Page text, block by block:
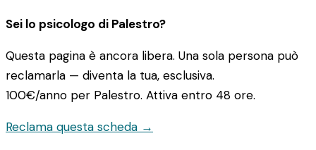
Sei lo psicologo di Palestro?
Questa pagina è ancora libera. Una sola persona può
reclamarla — diventa la tua, esclusiva.
100€/anno per Palestro. Attiva entro 48 ore.
Reclama questa scheda →